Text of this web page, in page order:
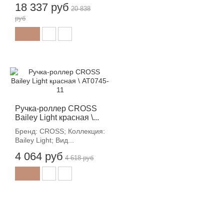
18 337 руб 20 838
руб
Ручка-роллер CROSS
Bailey Light красная \...
Бренд: CROSS; Коллекция:
Bailey Light; Вид...
4 064 руб
-12%
4 618 руб